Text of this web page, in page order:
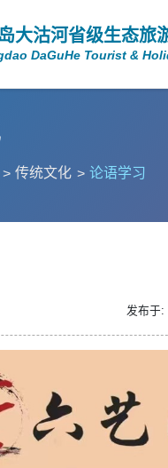
大沽河省级生态旅
DaGuHe Tourist &
传统文化 论语学习
发布于: